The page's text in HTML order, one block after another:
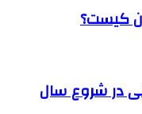
کیست؟
در شروع سال